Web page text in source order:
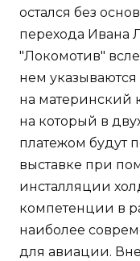
остался без
перехода Ивана
"Локомотив"
нем
на материнский
на который в
платежом будут
выставке при
инсталляции
компетенции в
наиболее
для авиации.